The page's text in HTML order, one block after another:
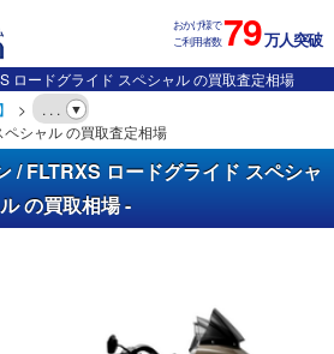
おかげ様で
ご利用者数79万人突破
ロードグライド スペシャル の買取査定相場
. . .
シャル の買取査定相場
/ FLTRXS ロードグライド スペシャ
ル の買取相場 -